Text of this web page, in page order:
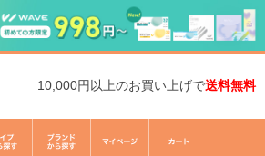
10,000円以上のお買い上げで送料無料